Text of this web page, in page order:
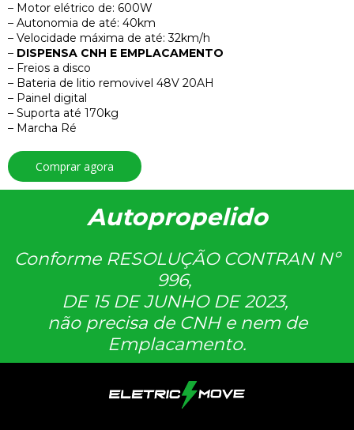
– Motor elétrico de: 600W
– Autonomia de até: 40km
– Velocidade máxima de até: 32km/h
– DISPENSA CNH E EMPLACAMENTO
– Freios a disco
– Bateria de litio removivel 48V 20AH
– Painel digital
– Suporta até 170kg
– Marcha Ré
Comprar agora
Autopropelido
Conforme RESOLUÇÃO CONTRAN Nº
996,
DE 15 DE JUNHO DE 2023,
não precisa de CNH e nem de
Emplacamento.